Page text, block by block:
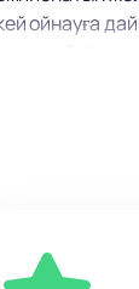
ойнауға